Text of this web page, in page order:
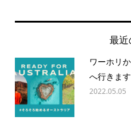
最
ワーホリ
へ行きます
2022.05.05